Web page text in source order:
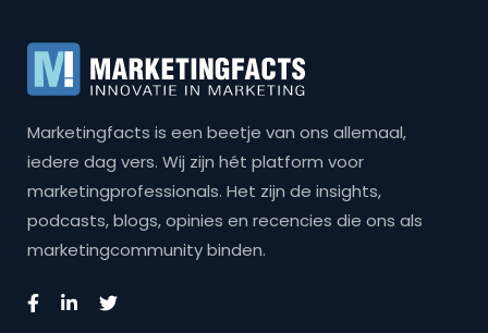
Marketingfacts is een beetje van ons allemaal,
iedere dag vers. Wij zijn hét platform voor
marketingprofessionals. Het zijn de insights,
podcasts, blogs, opinies en recencies die ons als
marketingcommunity binden.